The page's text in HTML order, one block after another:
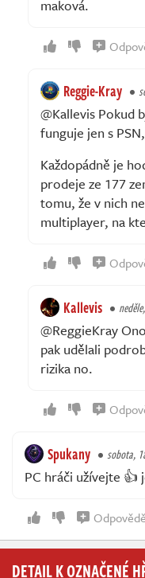
maková.
Reggie-Kray
@Kallevis Pokud
funguje jen s
Každopádně je
prodeje ze 177
tomu, že v nich
multiplayer, na
Kallevis
@ReggieKray
pak udělali
rizika no.
Spukany sobota,
PC hráči užívejte 👍
DETAIL K OZNAČENÉ